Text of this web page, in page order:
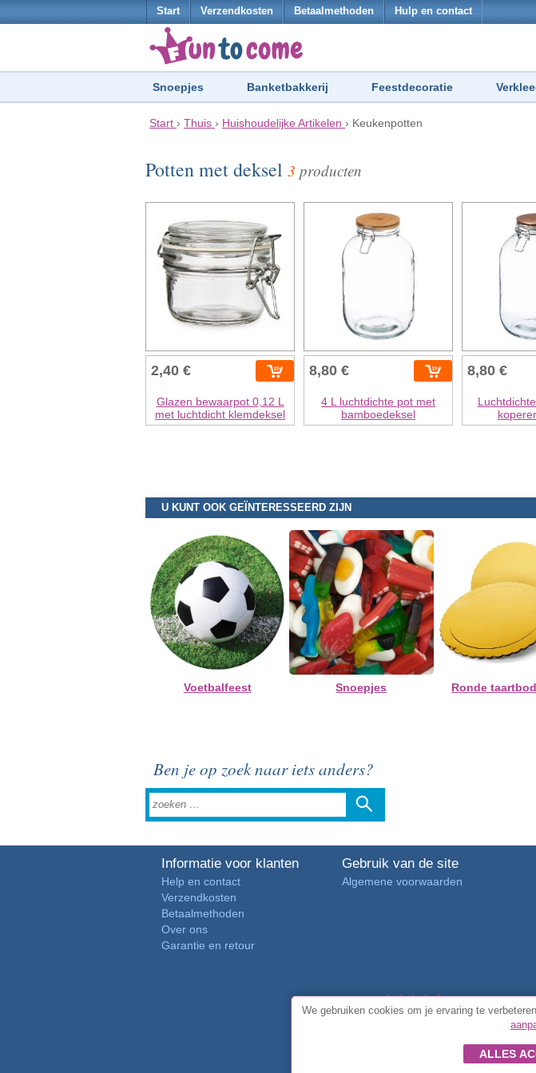
Start Verzendkosten Betaalmethoden Hulp en contact
Snoepjes Banketbakkerij Feestdecoratie
Start › Thuis › Huishoudelijke Artikelen › Keukenpotten
Potten met deksel 3 producten
2,40 €
Glazen bewaarpot 0,12 L
met luchtdicht klemdeksel
8,80 €
4 L luchtdichte pot met
bamboedeksel
8,80 €
U KUNT OOK GEÏNTERESSEERD ZIJN
Voetbalfeest Snoepjes Ronde
Ben je op zoek naar iets anders?
Informatie voor klanten
Help en contact
Verzendkosten
Betaalmethoden
Over ons
Garantie en retour
Gebruik van de site
Algemene voorwaarden
4.7/5 van3889
© Alle rechten
We gebruiken cookies om je ervaring te
ALLES